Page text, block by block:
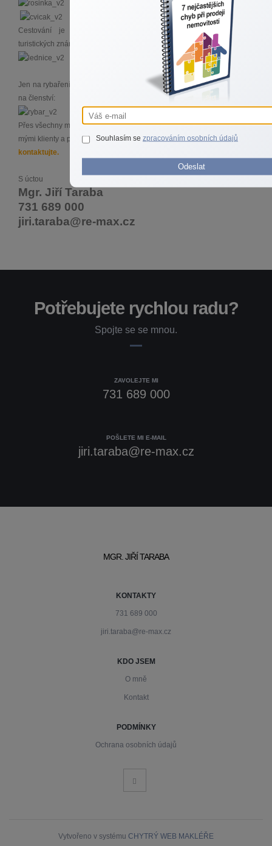
Cestování je mým dalším koníčkem, jsem pilným sběratelem
turistických známek:
Jen na rybaření mi moc času nezbývá a v poslední době jen přispívám
na členství:
Přes všechny mé výše uvedené koníčky, největší zálibou je vztah s
mými klienty a práce v realitách, a proto mě bez obavkdykoliv
kontaktujte.
S úctou
Mgr. Jiří Taraba
731 689 000
jiri.taraba@re-max.cz
Potřebujete rychlou radu?
Spojte se se mnou.
ZAVOLEJTE MI
731 689 000
POŠLETE MI E-MAIL
jiri.taraba@re-max.cz
MGR. JIŘÍ TARABA
KONTAKTY
731 689 000
jiri.taraba@re-max.cz
KDO JSEM
O mně
Kontakt
PODMÍNKY
Ochrana osobních údajů
Vytvořeno v systému CHYTRÝ WEB MAKLÉŘE
Souhlasím se zpracováním osobních údajů
Odeslat